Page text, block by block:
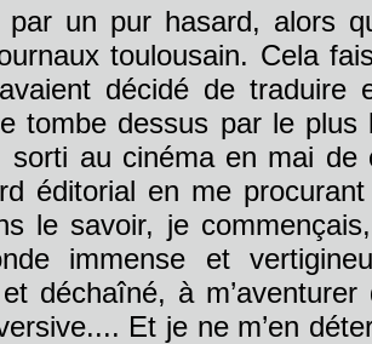
par un pur hasard, alors
toulousain. Cela
décidé de traduire
tombe dessus par le plus
au cinéma en mai de
éditorial en me
le savoir, je
immense et
déchaîné, à m’aventurer
Et je ne m’en